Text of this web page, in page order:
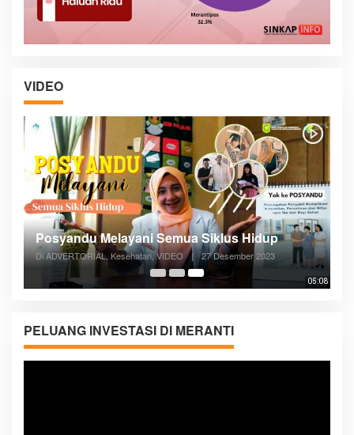
VIDEO
05:08
Posyandu Melayani Semua Siklus Hidup
Di ADVERTORIAL, Kesehatan, VIDEO | 27 Desember 2023
PELUANG INVESTASI DI MERANTI